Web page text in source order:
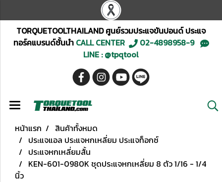
TORQUETOOLTHAILAND ศูนย์รวมประแจขันปอนด์ ประแจ
ทอร์คแบรนด์ชั้นนำCALL CENTER
02-4898958-9
LINE : @tpqtool
หน้าแรก
สินค้าทั้งหมด
ประแจแอล ประแจหกเหลี่ยม ประแจท็อกซ์
ประแจหกเหลี่ยมสั้น
KEN-601-0980K ชุดประแจหกเหลี่ยม 8 ตัว 1/16 - 1/4
นิ้ว